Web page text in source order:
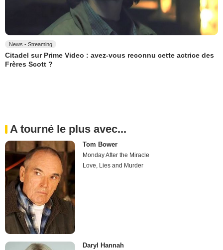
News - Streaming
Citadel sur Prime Video : avez-vous reconnu cette actrice des
Frères Scott ?
A tourné le plus avec...
Tom Bower
Monday After the Miracle
Love, Lies and Murder
Daryl Hannah